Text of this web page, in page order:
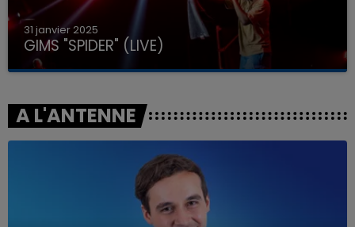
31 janvier 2025
GIMS "SPIDER" (LIVE)
A L'ANTENNE